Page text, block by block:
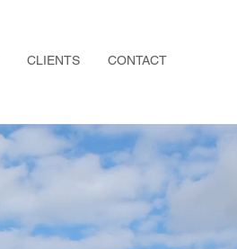
CLIENTS CONTACT